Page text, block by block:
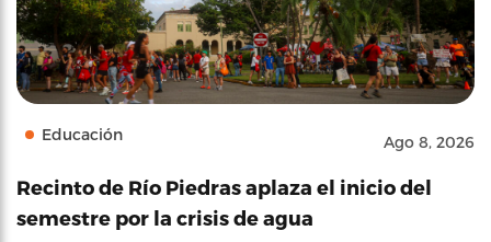
Educación Ago 8, 2026
Recinto de Río Piedras aplaza el inicio del
semestre por la crisis de agua